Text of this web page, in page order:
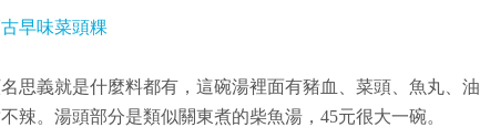
思義就是什麼料都有，這碗湯裡面有豬血、菜頭、魚丸、油
辣。湯頭部分是類似關東煮的柴魚湯，45元很大一碗。